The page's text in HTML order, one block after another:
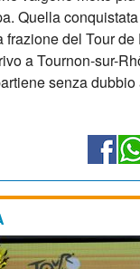
Quella
frazione del Tour de
a Tournon-sur-
senza dubbio